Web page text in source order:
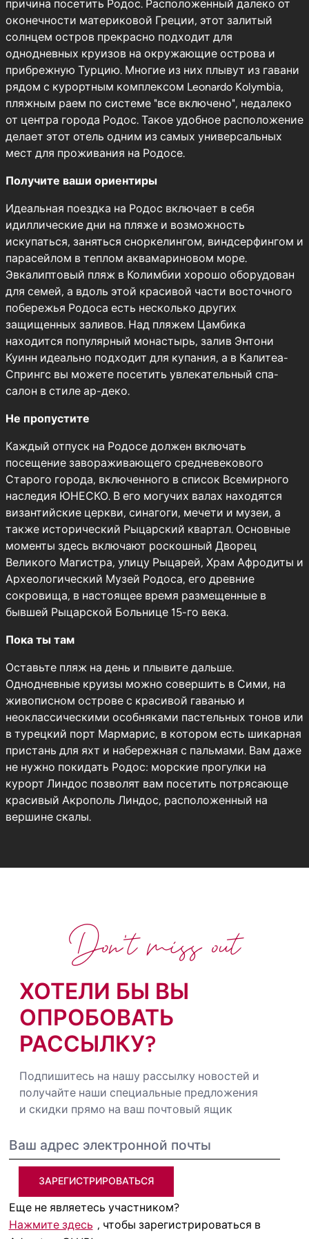
причина посетить Родос. Расположенный далеко от
оконечности материковой Греции, этот залитый
солнцем остров прекрасно подходит для
однодневных круизов на окружающие острова и
прибрежную Турцию. Многие из них плывут из гавани
рядом с курортным комплексом Leonardo Kolymbia,
пляжным раем по системе "все включено", недалеко
от центра города Родос. Такое удобное расположение
делает этот отель одним из самых универсальных
мест для проживания на Родосе.
Получите ваши ориентиры
Идеальная поездка на Родос включает в себя
идиллические дни на пляже и возможность
искупаться, заняться сноркелингом, виндсерфингом и
парасейлом в теплом аквамариновом море.
Эвкалиптовый пляж в Колимбии хорошо оборудован
для семей, а вдоль этой красивой части восточного
побережья Родоса есть несколько других
защищенных заливов. Над пляжем Цамбика
находится популярный монастырь, залив Энтони
Куинн идеально подходит для купания, а в Калитеа-
Спрингс вы можете посетить увлекательный спа-
салон в стиле ар-деко.
Не пропустите
Каждый отпуск на Родосе должен включать
посещение завораживающего средневекового
Старого города, включенного в список Всемирного
наследия ЮНЕСКО. В его могучих валах находятся
византийские церкви, синагоги, мечети и музеи, а
также исторический Рыцарский квартал. Основные
моменты здесь включают роскошный Дворец
Великого Магистра, улицу Рыцарей, Храм Афродиты и
Археологический Музей Родоса, его древние
сокровища, в настоящее время размещенные в
бывшей Рыцарской Больнице 15-го века.
Пока ты там
Оставьте пляж на день и плывите дальше.
Однодневные круизы можно совершить в Сими, на
живописном острове с красивой гаванью и
неоклассическими особняками пастельных тонов или
в турецкий порт Мармарис, в котором есть шикарная
пристань для яхт и набережная с пальмами. Вам даже
не нужно покидать Родос: морские прогулки на
курорт Линдос позволят вам посетить потрясающе
красивый Акрополь Линдос, расположенный на
вершине скалы.
ХОТЕЛИ БЫ ВЫ
ОПРОБОВАТЬ
РАССЫЛКУ?
Подпишитесь на нашу рассылку новостей и
получайте наши специальные предложения
и скидки прямо на ваш почтовый ящик
ЗАРЕГИСТРИРОВАТЬСЯ
Еще не являетесь участником?
Нажмите здесь , чтобы зарегистрироваться в
Don't miss out